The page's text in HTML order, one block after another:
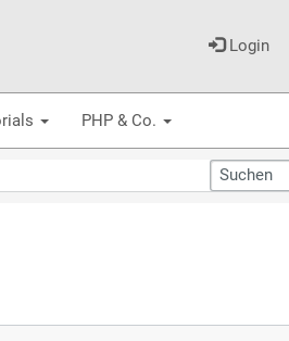
Login
PHP & Co.